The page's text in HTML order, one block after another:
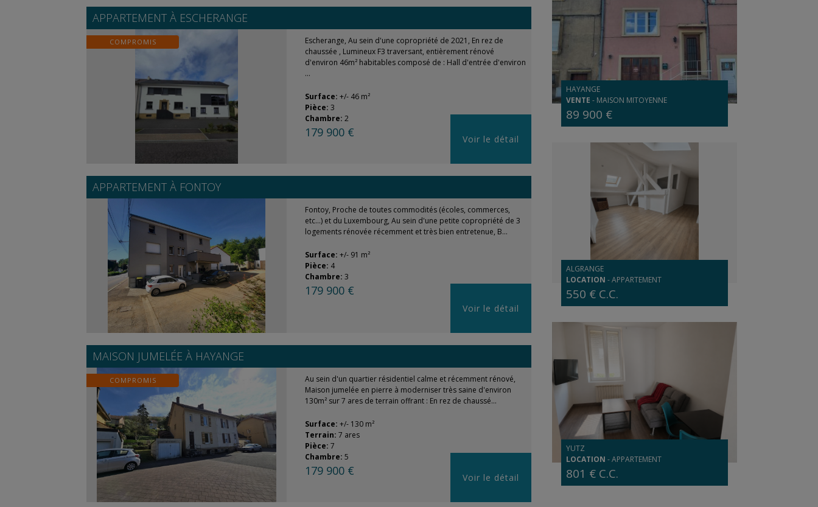
APPARTEMENT À ESCHERANGE
COMPROMIS
Escherange, Au sein d'une copropriété de 2021, En rez de
chaussée , Lumineux F3 traversant, entièrement rénové
d'environ 46m² habitables composé de : Hall d'entrée d'environ
...
Surface: +/- 46 m²
Pièce: 3
Chambre: 2
179 900 € Voir le détail
APPARTEMENT À FONTOY
Fontoy, Proche de toutes commodités (écoles, commerces,
etc...) et du Luxembourg, Au sein d'une petite copropriété de 3
logements rénovée récemment et très bien entretenue, B...
Surface: +/- 91 m²
Pièce: 4
Chambre: 3
179 900 €
Voir le détail
MAISON JUMELÉE À HAYANGE
COMPROMIS
Au sein d'un quartier résidentiel calme et récemment rénové,
Maison jumelée en pierre à moderniser très saine d'environ
130m² sur 7 ares de terrain offrant : En rez de chaussé...
Surface: +/- 130 m²
Terrain: 7 ares
Pièce: 7
Chambre: 5
179 900 € Voir le détail
HAYANGE
VENTE - MAISON MITOYENNE
89 900 €
ALGRANGE
LOCATION -APPARTEMENT
550 € C.C.
YUTZ
LOCATION -APPARTEMENT
801 € C.C.